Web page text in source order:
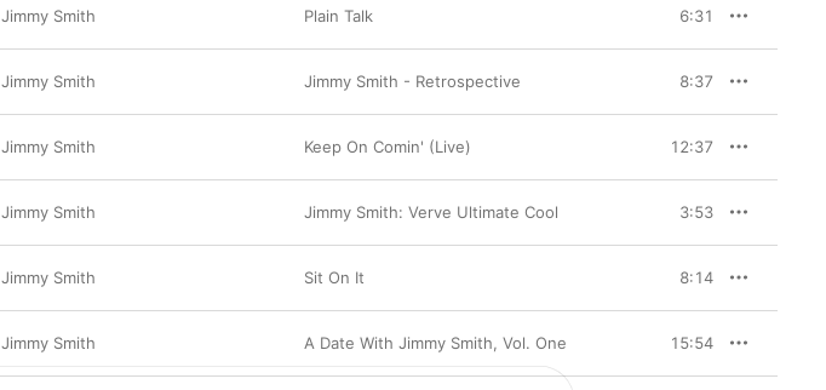
Jimmy Smith Plain Talk 6:31
Jimmy Smith Jimmy Smith - Retrospective 8:37
Jimmy Smith Keep On Comin' (Live) 12:37
Jimmy Smith Jimmy Smith: Verve Ultimate Cool 3:53
Jimmy Smith Sit On It 8:14
Jimmy Smith A Date With Jimmy Smith, Vol. One 15:54